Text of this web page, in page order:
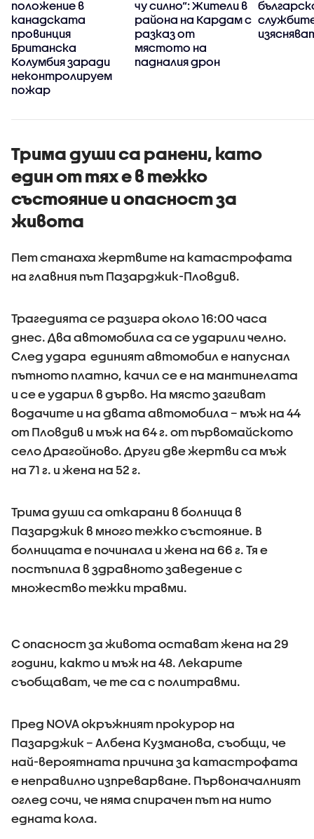
положение в
канадската
провинция
Британска
Колумбия заради
неконтролируем
пожар
чу силно“: Жители в
района на Кардам с
разказ от
мястото на
падналия дрон
Трима души са ранени, като
един от тях е в тежко
състояние и опасност за
живота
Пет станаха жертвите на катастрофата
на главния път Пазарджик-Пловдив.
Трагедията се разигра около 16:00 часа
днес. Два автомобила са се ударили челно.
След удара единият автомобил е напуснал
пътното платно, качил се е на мантинелата
и се е ударил в дърво. На място загиват
водачите и на двата автомобила – мъж на 44
от Пловдив и мъж на 64 г. от първомайското
село Драгойново. Други две жертви са мъж
на 71 г. и жена на 52 г.
Трима души са откарани в болница в
Пазарджик в много тежко състояние. В
болницата е починала и жена на 66 г. Тя е
постъпила в здравното заведение с
множество тежки травми.
С опасност за живота остават жена на 29
години, както и мъж на 48. Лекарите
съобщават, че те са с политравми.
Пред NOVA окръжният прокурор на
Пазарджик – Албена Кузманова, съобщи, че
най-вероятната причина за катастрофата
е неправилно изпреварване. Първоначалният
оглед сочи, че няма спирачен път на нито
едната кола.